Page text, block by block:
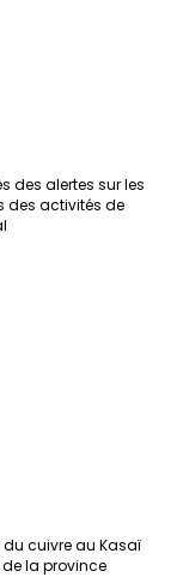
des alertes sur les
des activités de
du cuivre au Kasaï
la province